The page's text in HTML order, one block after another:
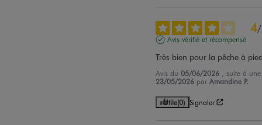
4/
Avis vérifié et récompensé
Très bien pour la pêche à
Avis du05/06/2026
, suite à
23/05/2026 parAmandine P.
Utile(0) Signaler